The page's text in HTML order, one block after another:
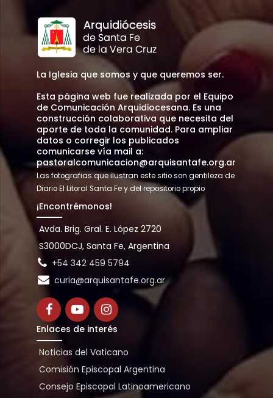
La Iglesia que somos y que queremos ser.
Esta página web fue realizada por el Equipo
de Comunicación Arquidiocesana. Es una
construcción colaborativa que necesita del
aporte de toda la comunidad. Para ampliar
datos o corregir los publicados
comunicarse vía mail a:
pastoralcomunicacion@arquisantafe.org.ar
Las fotografias que ilustran este sitio son gentileza de
Diario El Litoral Santa Fe y del repositorio propio
¡Encontrémonos!
Avda. Brig. Gral. E. López 2720
S3000DCJ, Santa Fe, Argentina
+54 342 459 5794
curia@arquisantafe.org.ar
Enlaces de interés
Noticias del Vaticano
Comisión Episcopal Argentina
Consejo Episcopal Latinoamericano